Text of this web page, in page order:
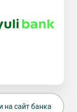
на сайт банка